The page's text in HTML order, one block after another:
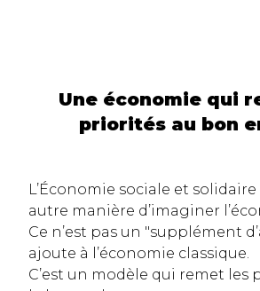
Une économie qui
priorités au bon
L’Économie sociale et solidaire
autre manière d’imaginer
Ce n’est pas un "supplément
ajoute à l’économie classique.
C’est un modèle qui remet les